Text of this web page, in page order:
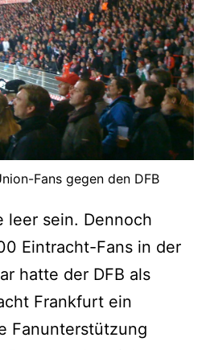
Fans gegen den DFB
leer sein. Dennoch
Eintracht-Fans in der
hatte der DFB als
Frankfurt ein
Fanunterstützung